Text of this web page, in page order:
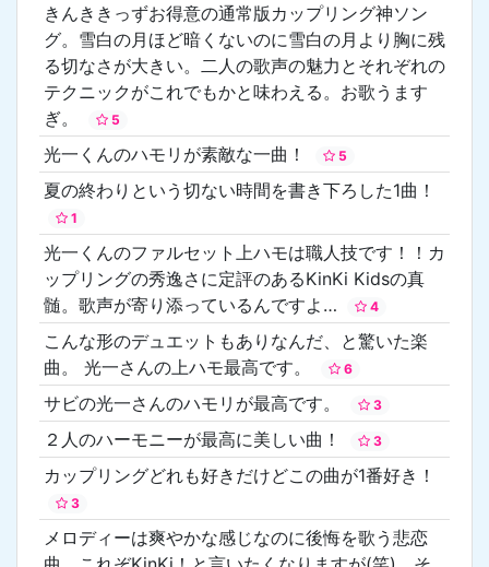
きんききっずお得意の通常版カップリング神ソン
グ。雪白の月ほど暗くないのに雪白の月より胸に残
る切なさが大きい。二人の歌声の魅力とそれぞれの
テクニックがこれでもかと味わえる。お歌うます
ぎ。
5
光一くんのハモリが素敵な一曲！ 5
夏の終わりという切ない時間を書き下ろした1曲！
1
光一くんのファルセット上ハモは職人技です！！カ
ップリングの秀逸さに定評のあるKinKi Kidsの真
髄。歌声が寄り添っているんですよ…
4
こんな形のデュエットもありなんだ、と驚いた楽
曲。 光一さんの上ハモ最高です。
6
サビの光一さんのハモリが最高です。 3
２人のハーモニーが最高に美しい曲！ 3
カップリングどれも好きだけどこの曲が1番好き！
3
メロディーは爽やかな感じなのに後悔を歌う悲恋